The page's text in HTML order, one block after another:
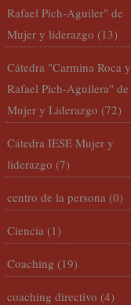
Rafael Pich-Aguiler" de
Mujer y liderazgo (13)
Cátedra "Carmina Roca y
Rafael Pich-Aguilera" de
Mujer y Liderazgo (72)
Cátedra IESE Mujer y
liderazgo (7)
centro de la persona (0)
Ciencia (1)
Coaching (19)
coaching directivo (4)